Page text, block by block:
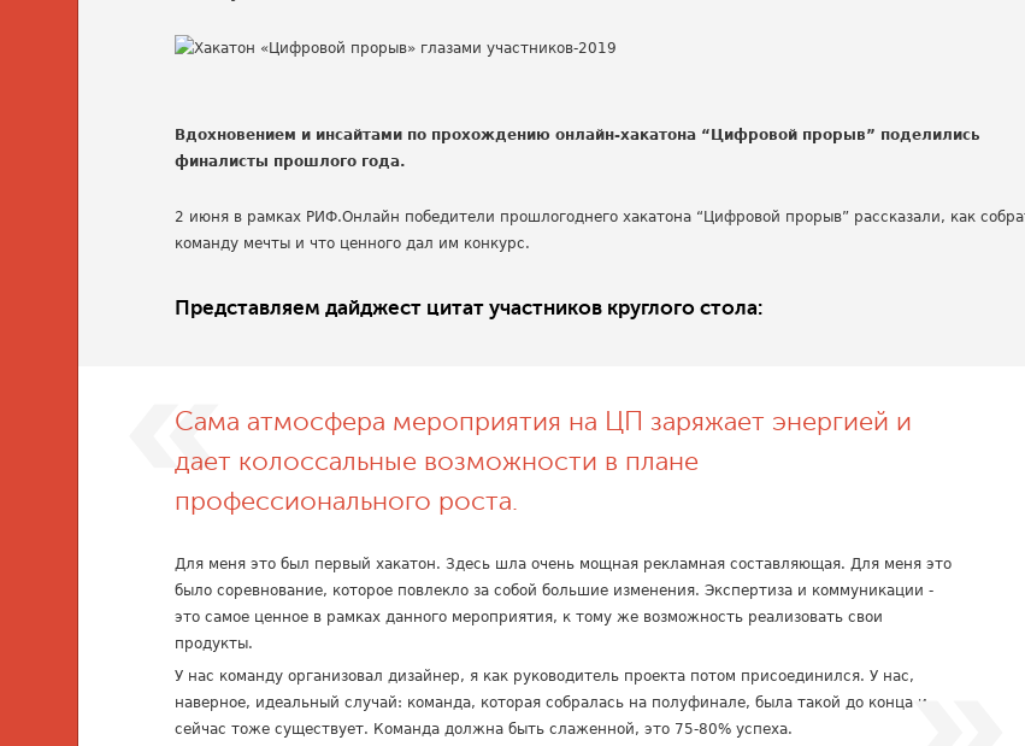
Вдохновением и инсайтами по прохождению онлайн-хакатона “Цифровой прорыв” поделились
финалисты прошлого года.
2 июня в рамках РИФ.Онлайн победители прошлогоднего хакатона “Цифровой прорыв” рассказали, как
команду мечты и что ценного дал им конкурс.
Представляем дайджест цитат участников круглого стола:
Сама атмосфера мероприятия на ЦП заряжает энергией и
дает колоссальные возможности в плане
профессионального роста.
Для меня это был первый хакатон. Здесь шла очень мощная рекламная составляющая. Для меня это
было соревнование, которое повлекло за собой большие изменения. Экспертиза и коммуникации -
это самое ценное в рамках данного мероприятия, к тому же возможность реализовать свои
продукты.
У нас команду организовал дизайнер, я как руководитель проекта потом присоединился. У нас,
наверное, идеальный случай: команда, которая собралась на полуфинале, была такой до конца и
сейчас тоже существует. Команда должна быть слаженной, это 75-80% успеха.